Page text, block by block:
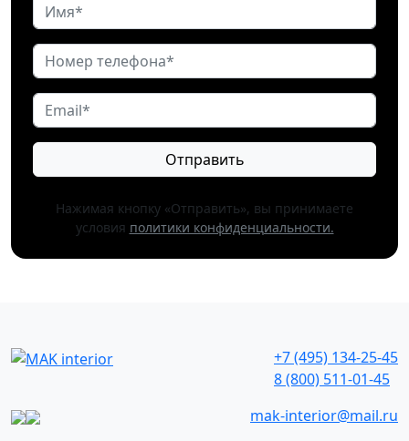
Отправить
Нажимая кнопку «Отправить», вы принимаете
условия политики конфиденциальности.
+7 (495) 134-25-45
8 (800) 511-01-45
mak-interior@mail.ru